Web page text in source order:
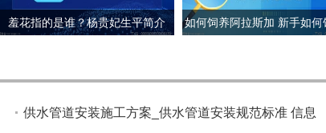
羞花指的是谁？杨贵妃生平简介
如何饲养阿拉斯加 新手如何
供水管道安装施工方案_供水管道安装规范标准 信息